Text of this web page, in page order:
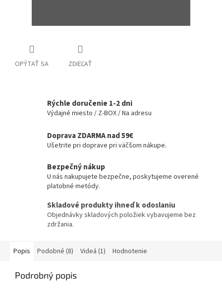
OPÝTAŤ SA ZDIEĽAŤ
Rýchle doručenie 1-2 dni
Výdajné miesto / Z-BOX / Na adresu
Doprava ZDARMA nad 59€
Ušetrite pri doprave pri väčšom nákupe.
Bezpečný nákup
U nás nakupujete bezpečne, poskytujeme overené
platobné metódy.
Skladové produkty ihneď k odoslaniu
Objednávky skladových položiek vybavujeme bez
zdržania.
Popis Podobné (8) Videá (1) Hodnotenie
Podrobný popis